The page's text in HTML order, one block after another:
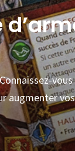
augmenter